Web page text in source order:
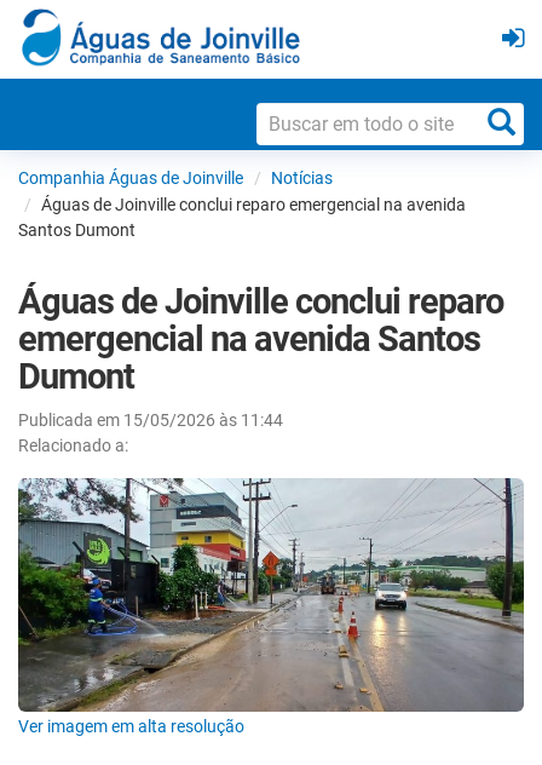
Companhia Águas de Joinville
Notícias
Águas de Joinville conclui reparo emergencial na avenida
Santos Dumont
Águas de Joinville conclui reparo
emergencial na avenida Santos
Dumont
Publicada em 15/05/2026 às 11:44
Relacionado a:
Ver imagem em alta resolução